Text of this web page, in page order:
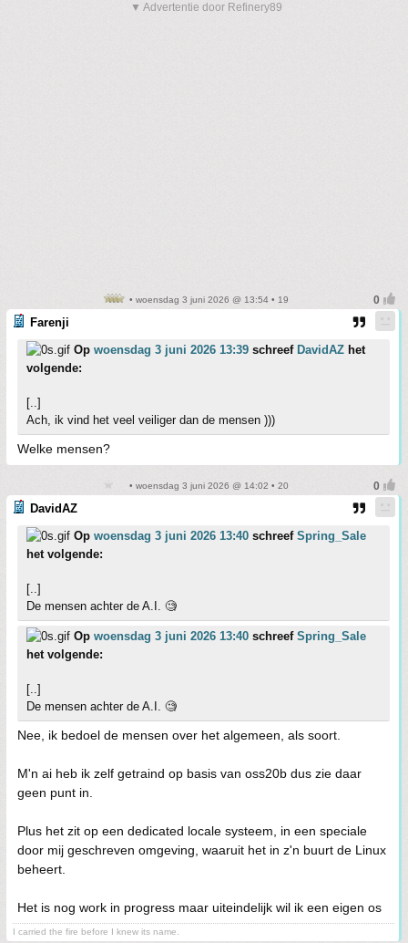
▼ Advertentie door Refinery89
• woensdag 3 juni 2026 @ 13:54 • 19
Farenji
Op woensdag 3 juni 2026 13:39 schreef DavidAZ het
volgende:
[..]
Ach, ik vind het veel veiliger dan de mensen )))
Welke mensen?
• woensdag 3 juni 2026 @ 14:02 • 20
DavidAZ
Op woensdag 3 juni 2026 13:40 schreef Spring_Sale
het volgende:
[..]
De mensen achter de A.I. 🧐
Op woensdag 3 juni 2026 13:40 schreef Spring_Sale
het volgende:
[..]
De mensen achter de A.I. 🧐
Nee, ik bedoel de mensen over het algemeen, als soort.
M'n ai heb ik zelf getraind op basis van oss20b dus zie daar
geen punt in.
Plus het zit op een dedicated locale systeem, in een speciale
door mij geschreven omgeving, waaruit het in z'n buurt de Linux
beheert.
Het is nog work in progress maar uiteindelijk wil ik een eigen os
I carried the fire before I knew its name.